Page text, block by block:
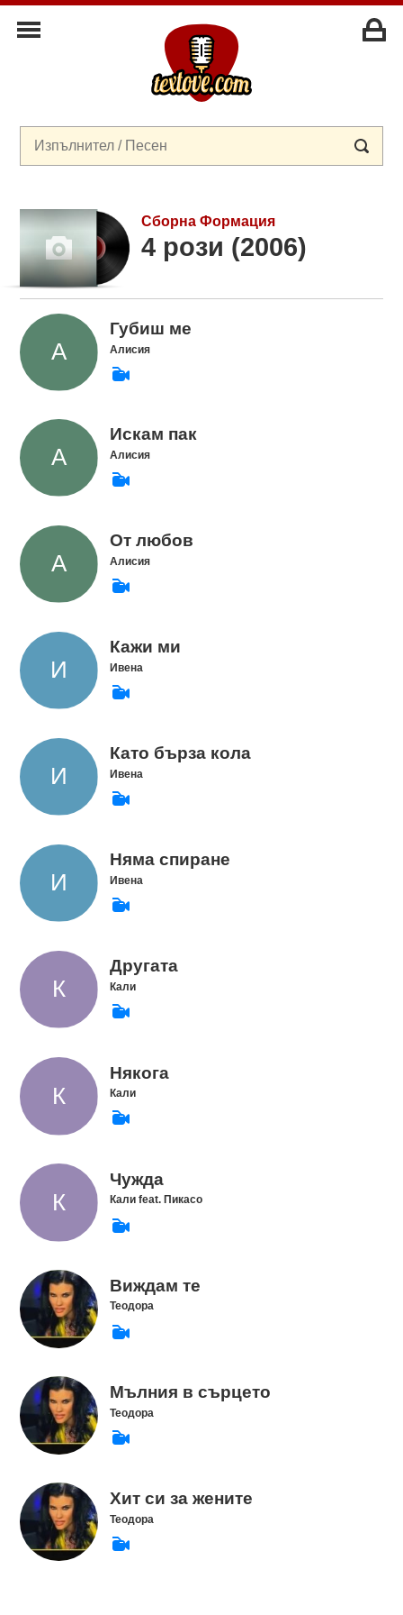
Сборна Формация
4 рози (2006)
Губиш ме
Алисия
Искам пак
Алисия
От любов
Алисия
Кажи ми
Ивена
Като бърза кола
Ивена
Няма спиране
Ивена
Другата
Кали
Някога
Кали
Чужда
Кали feat. Пикасо
Виждам те
Теодора
Мълния в сърцето
Теодора
Хит си за жените
Теодора